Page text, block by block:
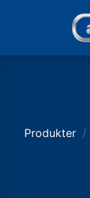
Produkter /